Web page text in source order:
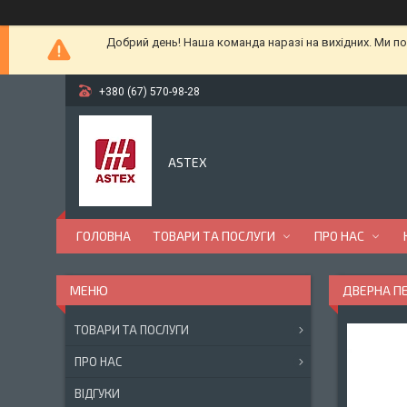
Добрий день! Наша команда наразі на вихідних. Ми
+380 (67) 570-98-28
ASTEX
ГОЛОВНА ТОВАРИ ТА ПОСЛУГИ ПРО НАС
ДВЕРНА
ТОВАРИ ТА ПОСЛУГИ
ПРО НАС
ВІДГУКИ